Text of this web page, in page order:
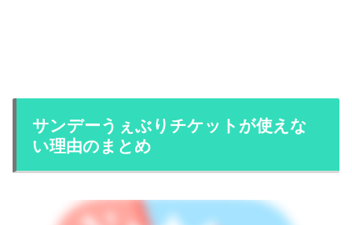
サンデーうぇぶりチケットが使えな
い理由のまとめ